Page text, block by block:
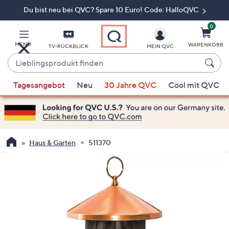
Du bist neu bei QVC? Spare 10 Euro! Code: HalloQVC
MENÜ TV-RÜCKBLICK
Lieblingsprodukt
finden
Vorschläge
verfügbar
sind,
verwenden
Sie
MEIN QVC
0
WARENKORB
Tagesangebot Neu 30 Jahre QVC Cool mit QVC
Haus & Garten 511370